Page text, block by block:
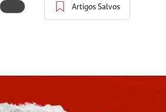
Artigos Salvos